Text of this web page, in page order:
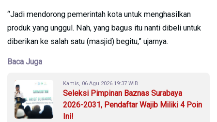
“Jadi mendorong pemerintah kota untuk menghasilkan
produk yang unggul. Nah, yang bagus itu nanti dibeli untuk
diberikan ke salah satu (masjid) begitu,” ujarnya.
Baca Juga
Kamis, 06 Agu 2026 19:37 WIB
Seleksi Pimpinan Baznas Surabaya
2026-2031, Pendaftar Wajib Miliki 4 Poin
Ini!